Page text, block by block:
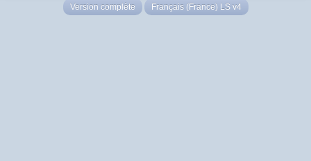
Version complète Français (France) LS v4